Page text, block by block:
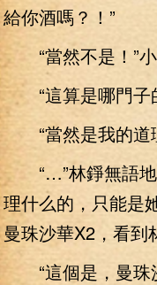
給你酒嗎？！”
“當然不是！”小
“這算是哪門子
“當然是我的道
“…”林錚無語地
理什么的，只能是
曼珠沙華X2，看到
“這個是，曼珠